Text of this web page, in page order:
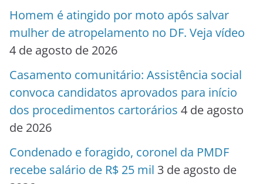
Homem é atingido por moto após salvar
mulher de atropelamento no DF. Veja vídeo
4 de agosto de 2026
Casamento comunitário: Assistência social
convoca candidatos aprovados para início
dos procedimentos cartorários 4 de agosto
de 2026
Condenado e foragido, coronel da PMDF
recebe salário de R$ 25 mil 3 de agosto de